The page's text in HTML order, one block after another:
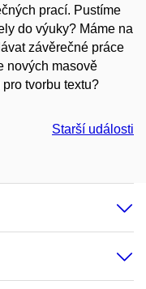
prací. Pustíme
do výuky? Máme na
závěrečné práce
nových masově
tvorbu textu?
Starší události